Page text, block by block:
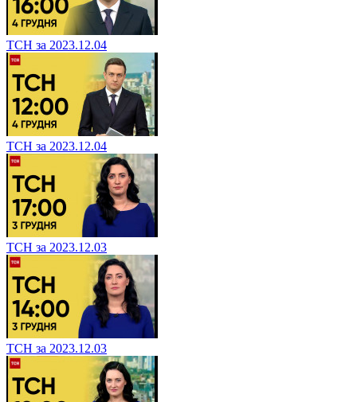
ТСН за 2023.12.04
ТСН за 2023.12.04
ТСН за 2023.12.03
ТСН за 2023.12.03